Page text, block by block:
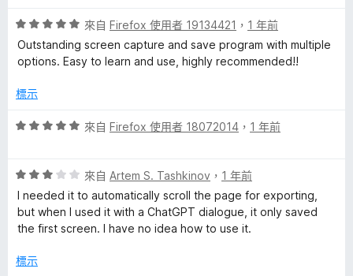
h
o
E
d
分
評
價
5
，
分
來自 Firefox 使用者 19134421 ， 1 年前
Outstanding screen capture and save program with multiple
options. Easy to learn and use, highly recommended!!
標示
評
分
，
滿
分
分
來自 Firefox 使用者 18072014 ， 1 年前
評
價
3
分
滿
來自 Artem S. Tashkinov ， 1 年前
I needed it to automatically scroll the page for exporting,
but when I used it with a ChatGPT dialogue, it only saved
the first screen. I have no idea how to use it.
標示